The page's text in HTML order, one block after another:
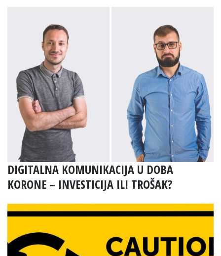
DIGITALNA KOMUNIKACIJA U DOBA
KORONE – INVESTICIJA ILI TROŠAK?